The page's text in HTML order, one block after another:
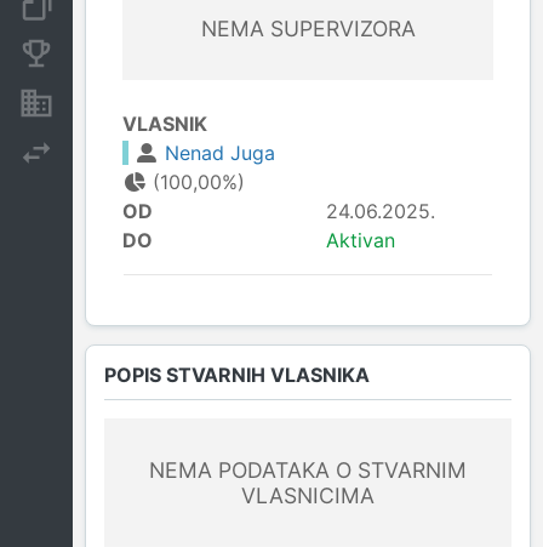
NEMA SUPERVIZORA
VLASNIK
Nenad Juga
(100,00%)
OD
24.06.2025.
DO
Aktivan
POPIS STVARNIH VLASNIKA
NEMA PODATAKA O STVARNIM
VLASNICIMA